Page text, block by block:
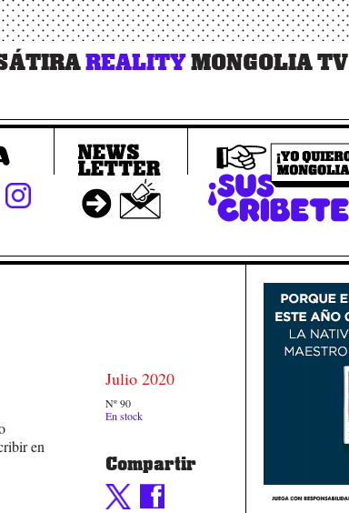
REALITYMONGOLIA TV
en
Julio 2020
Nº 90
En stock
Compartir